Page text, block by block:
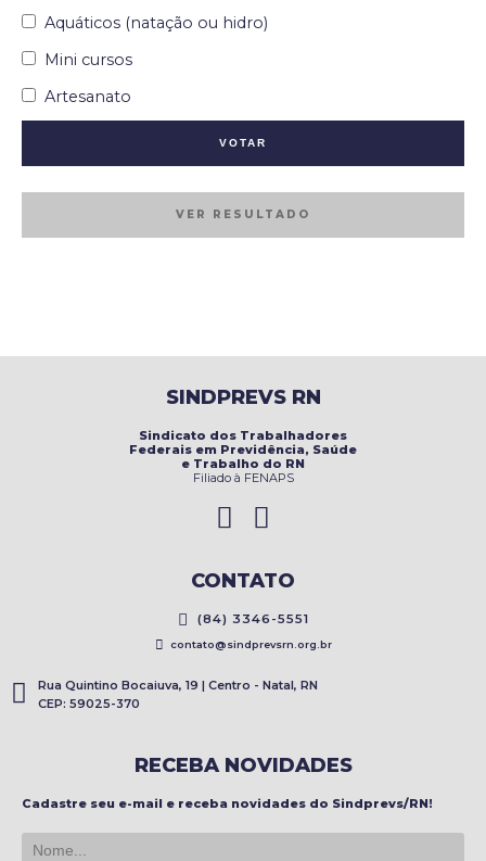
Aquáticos (natação ou hidro)
Mini cursos
Artesanato
VER RESULTADO
SINDPREVS RN
Sindicato dos Trabalhadores
Federais em Previdência, Saúde
e Trabalho do RN
Filiado à FENAPS
CONTATO
(84) 3346-5551
contato@sindprevsrn.org.br
Rua Quintino Bocaiuva, 19 | Centro - Natal, RN
CEP: 59025-370
RECEBA NOVIDADES
Cadastre seu e-mail e receba novidades do Sindprevs/RN!